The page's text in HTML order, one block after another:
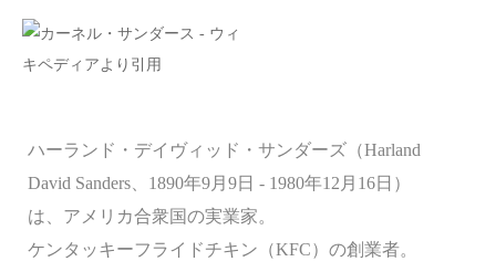
ハーランド・デイヴィッド・サンダーズ（Harland
David Sanders、1890年9月9日 - 1980年12月16日）
は、アメリカ合衆国の実業家。
ケンタッキーフライドチキン（KFC）の創業者。